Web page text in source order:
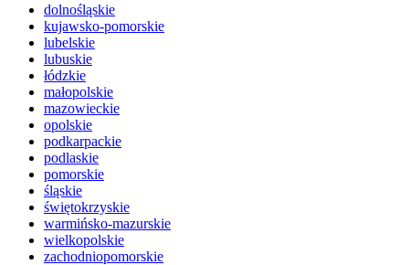
dolnośląskie
kujawsko-pomorskie
lubelskie
lubuskie
łódzkie
małopolskie
mazowieckie
opolskie
podkarpackie
podlaskie
pomorskie
śląskie
świętokrzyskie
warmińsko-mazurskie
wielkopolskie
zachodniopomorskie